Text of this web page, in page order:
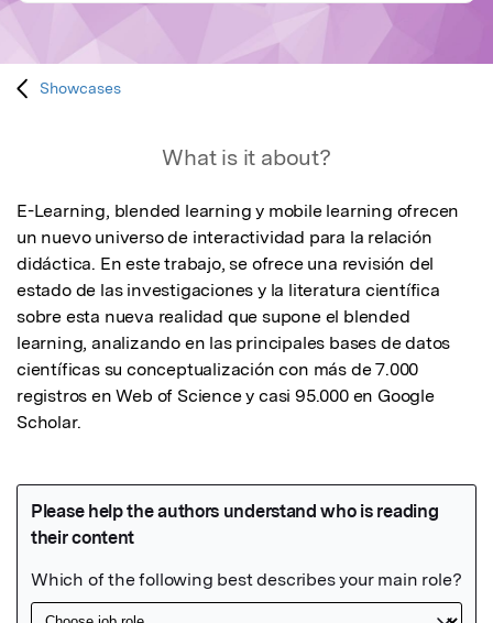
Showcases
What is it about?
E-Learning, blended learning y mobile learning ofrecen
un nuevo universo de interactividad para la relación
didáctica. En este trabajo, se ofrece una revisión del
estado de las investigaciones y la literatura científica
sobre esta nueva realidad que supone el blended
learning, analizando en las principales bases de datos
científicas su conceptualización con más de 7.000
registros en Web of Science y casi 95.000 en Google
Scholar.